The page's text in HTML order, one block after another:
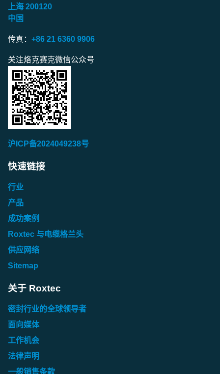
上海 200120
中国
传真： +86 21 6360 9906
关注烙克赛克微信公众号
沪ICP备2024049238号
快速链接
行业
产品
成功案例
Roxtec 与电缆格兰头
供应网络
Sitemap
关于 Roxtec
密封行业的全球领导者
面向媒体
工作机会
法律声明
一般销售条款